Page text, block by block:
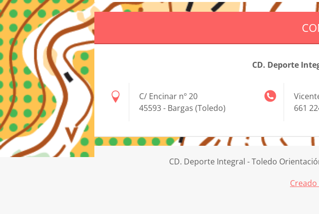
CD. Deporte
C/ Encinar nº 20
45593 - Bargas (Toledo)
661
CD. Deporte Integral - Toledo